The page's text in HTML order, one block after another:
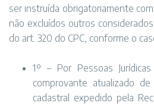
ser instruída obrigatoriamente
não excluídos outros
do art. 320 do CPC, conforme o
1º – Por Pessoas
comprovante atualizado
cadastral expedido pela